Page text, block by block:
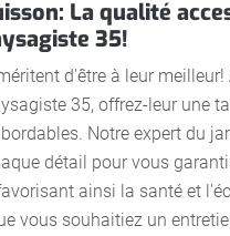
La qualité
35!
d'être à leur meilleur!
35, offrez-leur une
Notre expert du
détail pour vous
ainsi la santé et
vous souhaitiez un